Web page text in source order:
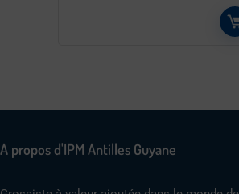
A propos d'IPM Antilles Guyane